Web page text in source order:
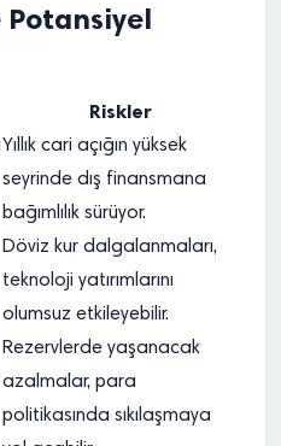
Riskler
Yıllık cari açığın yüksek
seyrinde dış finansmana
bağımlılık sürüyor.
Döviz kur dalgalanmaları,
teknoloji yatırımlarını
olumsuz etkileyebilir.
Rezervlerde yaşanacak
azalmalar, para
politikasında sıkılaşmaya